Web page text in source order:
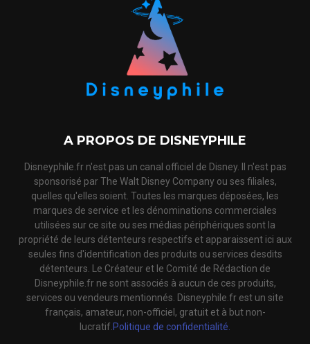
A PROPOS DE DISNEYPHILE
Disneyphile.fr n'est pas un canal officiel de Disney. Il n'est pas
sponsorisé par The Walt Disney Company ou ses filiales,
quelles qu'elles soient. Toutes les marques déposées, les
marques de service et les dénominations commerciales
utilisées sur ce site ou ses médias périphériques sont la
propriété de leurs détenteurs respectifs et apparaissent ici aux
seules fins d'identification des produits ou services desdits
détenteurs. Le Créateur et le Comité de Rédaction de
Disneyphile.fr ne sont associés à aucun de ces produits,
services ou vendeurs mentionnés. Disneyphile.fr est un site
français, amateur, non-officiel, gratuit et à but non-
lucratif. Politique de confidentialité.